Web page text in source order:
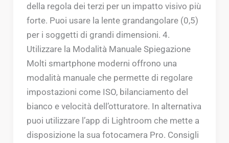
della regola dei terzi per un impatto visivo più
forte. Puoi usare la lente grandangolare (0,5)
per i soggetti di grandi dimensioni. 4.
Utilizzare la Modalità Manuale Spiegazione
Molti smartphone moderni offrono una
modalità manuale che permette di regolare
impostazioni come ISO, bilanciamento del
bianco e velocità dell’otturatore. In alternativa
puoi utilizzare l’app di Lightroom che mette a
disposizione la sua fotocamera Pro. Consigli